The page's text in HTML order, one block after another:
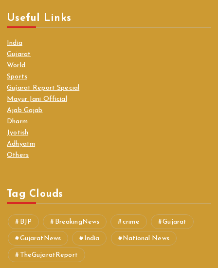
Useful Links
India
Gujarat
World
Sports
Gujarat Report Special
Mayur Jani Official
Ajab Gajab
Dharm
Jyotish
Adhyatm
Others
Tag Clouds
BJP BreakingNews crime Gujarat
GujaratNews India National News
TheGujaratReport